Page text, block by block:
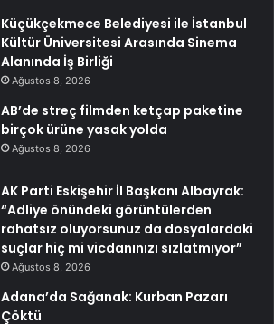
Küçükçekmece Belediyesi ile İstanbul
Kültür Üniversitesi Arasında Sinema
Alanında İş Birliği
Ağustos 8, 2026
AB’de streç filmden ketçap paketine
birçok ürüne yasak yolda
Ağustos 8, 2026
AK Parti Eskişehir İl Başkanı Albayrak:
“Adliye önündeki görüntülerden
rahatsız oluyorsunuz da dosyalardaki
suçlar hiç mi vicdanınızı sızlatmıyor”
Ağustos 8, 2026
Adana’da Sağanak: Kurban Pazarı
Çöktü